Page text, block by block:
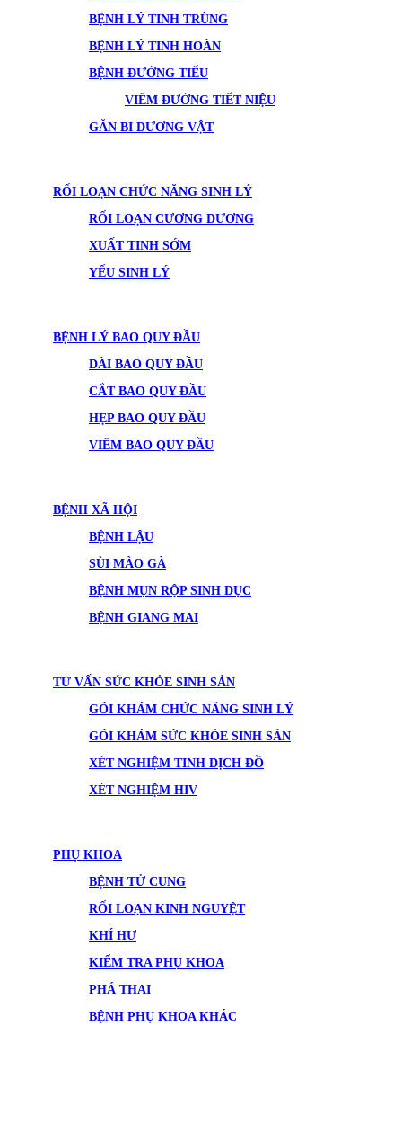
BỆNH LÝ TINH TRÙNG
BỆNH LÝ TINH HOÀN
BỆNH ĐƯỜNG TIỂU
VIÊM ĐƯỜNG TIẾT NIỆU
GẮN BI DƯƠNG VẬT
RỐI LOẠN CHỨC NĂNG SINH LÝ
RỐI LOẠN CƯƠNG DƯƠNG
XUẤT TINH SỚM
YẾU SINH LÝ
BỆNH LÝ BAO QUY ĐẦU
DÀI BAO QUY ĐẦU
CẮT BAO QUY ĐẦU
HẸP BAO QUY ĐẦU
VIÊM BAO QUY ĐẦU
BỆNH XÃ HỘI
BỆNH LẬU
SÙI MÀO GÀ
BỆNH MỤN RỘP SINH DỤC
BỆNH GIANG MAI
TƯ VẤN SỨC KHỎE SINH SẢN
GÓI KHÁM CHỨC NĂNG SINH LÝ
GÓI KHÁM SỨC KHỎE SINH SẢN
XÉT NGHIỆM TINH DỊCH ĐỒ
XÉT NGHIỆM HIV
PHỤ KHOA
BỆNH TỬ CUNG
RỐI LOẠN KINH NGUYỆT
KHÍ HƯ
KIỂM TRA PHỤ KHOA
PHÁ THAI
BỆNH PHỤ KHOA KHÁC